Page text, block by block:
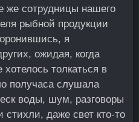
же сотрудницы нашего
рыбной продукции
я
ожидая, когда
толкаться в
получаса слушала
воды, шум, разговоры
стихли, даже свет кто-то